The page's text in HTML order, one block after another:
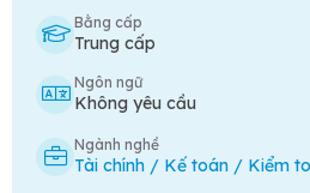
Bằng cấp
Trung cấp
Ngôn ngữ
Không yêu cầu
Ngành nghề
Tài chính / Kế toán / Kiểm